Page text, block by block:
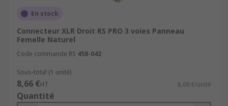
En stock
Connecteur XLR Droit RS PRO 3 voies Panneau
Femelle Naturel
Code commande RS 458-042
Sous-total (1 unité)
8,66 €HT 8,66 €/unité
Quantité